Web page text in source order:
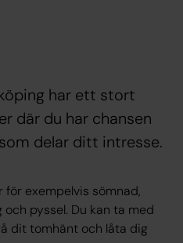
har ett stort
där du har chansen
delar ditt intresse.
exempelvis sömnad,
pyssel. Du kan ta med
dit tomhänt och låta dig